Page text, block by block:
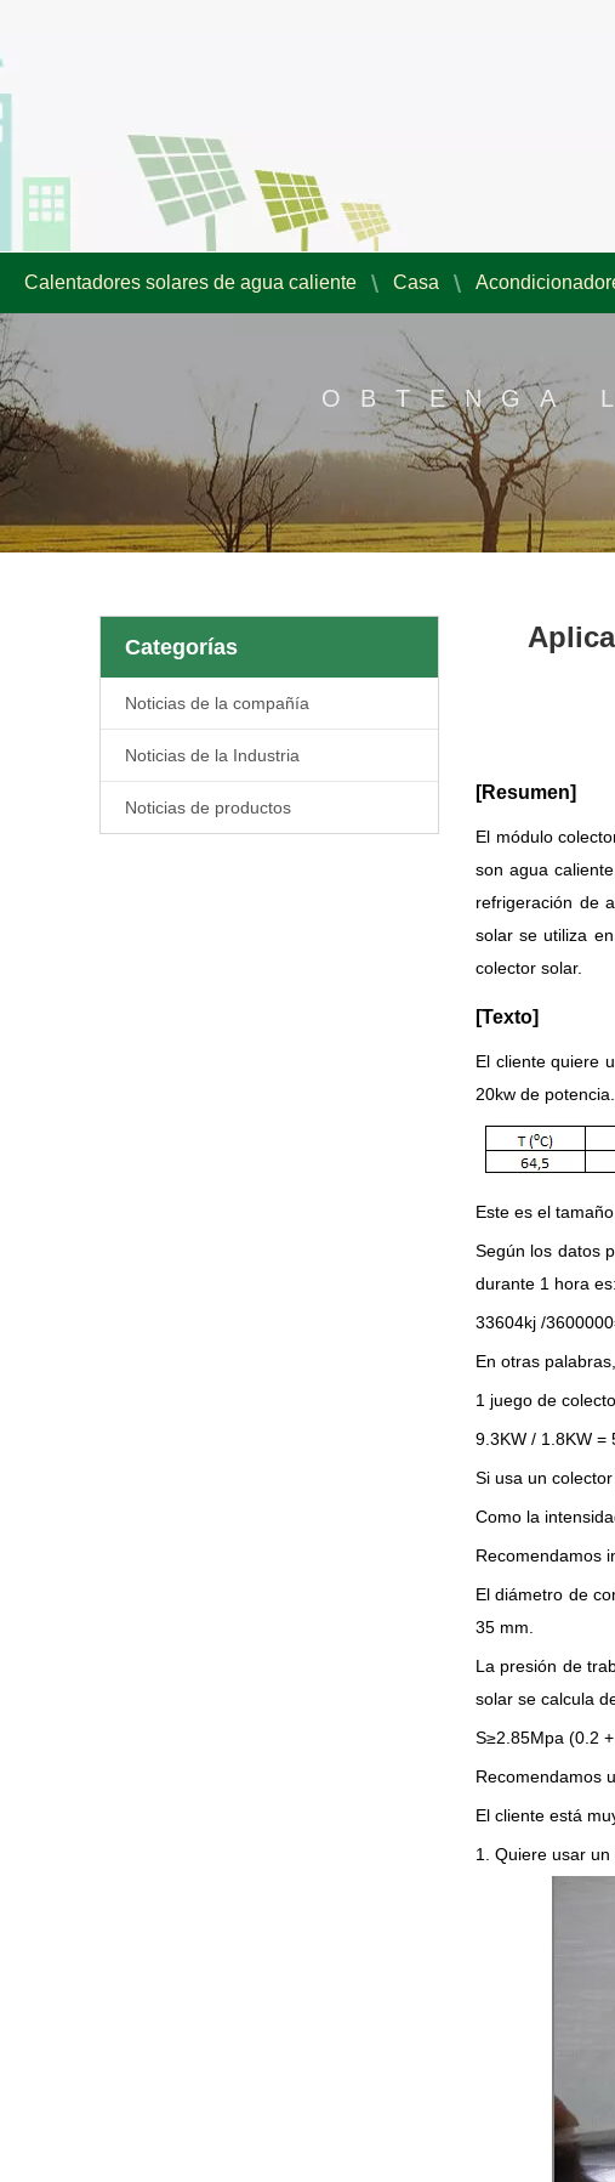
Calentadores solares de agua caliente Casa
OBTENGA
Categorías
Noticias de la compañía
Noticias de la Industria
Noticias de productos
[Resumen]
El módulo
son agua
refrigeración de
solar se utiliza
colector solar.
[Texto]
El cliente quiere
20kw de
Este es el
Según los datos
durante 1 hora
33604kj /
En otras
1 juego de
9.3KW / 1.8KW =
Si usa un
Como la
Recomendamos
El diámetro de
35 mm.
La presión de
solar se calcula
S≥2.85Mpa (0.2
Recomendamos
El cliente está
1. Quiere usar